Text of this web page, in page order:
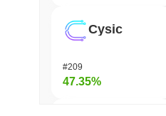
Cysic
#209
47.35%